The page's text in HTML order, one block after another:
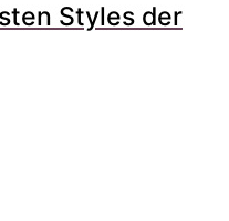
Styles der